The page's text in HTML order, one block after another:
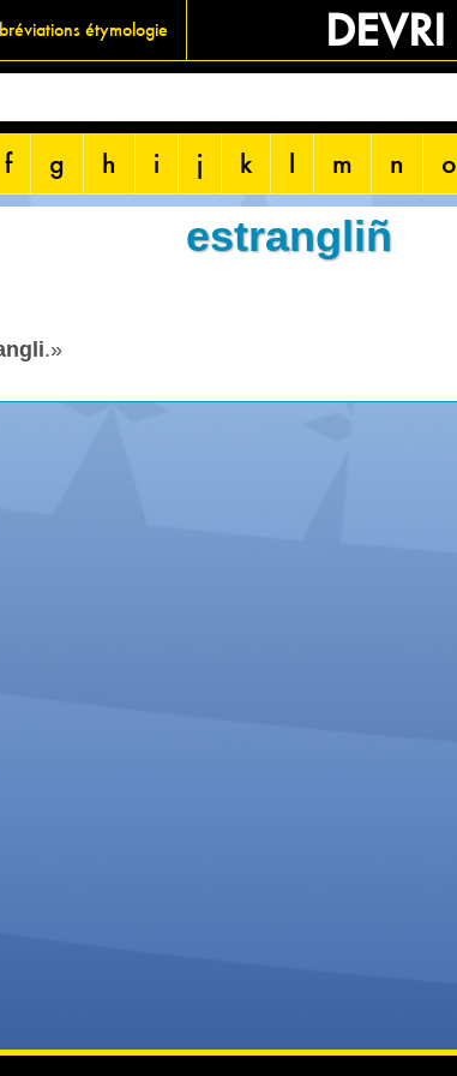
étymologie DEVRI
f g h i j k l m n o
estrangliñ
.»